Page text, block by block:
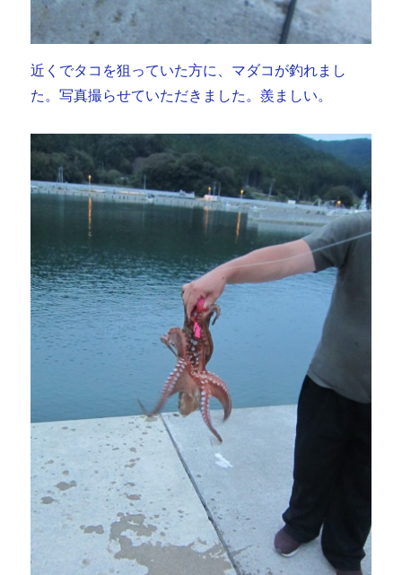
近くでタコを狙っていた方に、マダコが釣れまし
た。写真撮らせていただきました。羨ましい。